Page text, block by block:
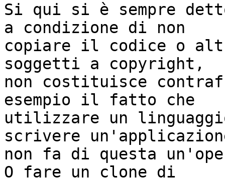
Si qui si è sempre
a condizione di non
copiare il codice o
soggetti a copyright,
non costituisce
esempio il fatto che
utilizzare un
scrivere
non fa di questa
O fare un clone di